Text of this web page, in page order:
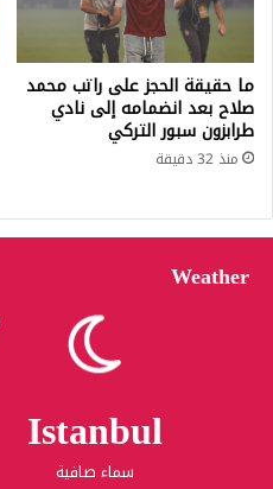
ما حقيقة الحجز على راتب محمد
صلاح بعد انضمامه إلى نادي
طرابزون سبور التركي
منذ 32 دقيقة
Weather
Istanbul
سماء صافية